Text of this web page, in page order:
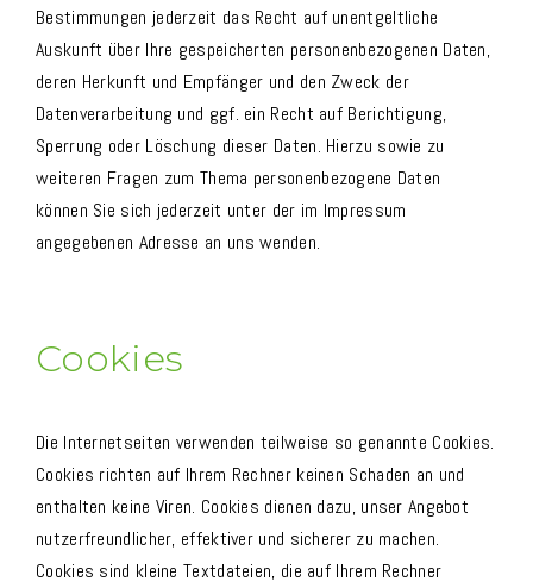
Bestimmungen jederzeit das Recht auf unentgeltliche
Auskunft über Ihre gespeicherten personenbezogenen Daten,
deren Herkunft und Empfänger und den Zweck der
Datenverarbeitung und ggf. ein Recht auf Berichtigung,
Sperrung oder Löschung dieser Daten. Hierzu sowie zu
weiteren Fragen zum Thema personenbezogene Daten
können Sie sich jederzeit unter der im Impressum
angegebenen Adresse an uns wenden.
Cookies
Die Internetseiten verwenden teilweise so genannte Cookies.
Cookies richten auf Ihrem Rechner keinen Schaden an und
enthalten keine Viren. Cookies dienen dazu, unser Angebot
nutzerfreundlicher, effektiver und sicherer zu machen.
Cookies sind kleine Textdateien, die auf Ihrem Rechner